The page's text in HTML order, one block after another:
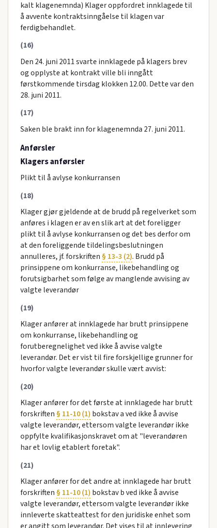
kalt klagenemnda) Klager oppfordret innklagede til
å avvente kontraktsinngåelse til klagen var
ferdigbehandlet.
(16)
Den 24. juni 2011 svarte innklagede på klagers brev
og opplyste at kontrakt ville bli inngått
førstkommende tirsdag klokken 12.00. Dette var den
28. juni 2011.
(17)
Saken ble brakt inn for klagenemnda 27. juni 2011.
Anførsler
Klagers anførsler
Plikt til å avlyse konkurransen
(18)
Klager gjør gjeldende at de brudd på regelverket som
anføres i klagen er av en slik art at det foreligger
plikt til å avlyse konkurransen og det bes derfor om
at den foreliggende tildelingsbeslutningen
annulleres, jf. forskriften § 13-3 (2). Brudd på
prinsippene om konkurranse, likebehandling og
forutsigbarhet som følge av manglende avvising av
valgte leverandør
(19)
Klager anfører at innklagede har brutt prinsippene
om konkurranse, likebehandling og
forutberegnelighet ved ikke å avvise valgte
leverandør. Det er vist til fire forskjellige grunner for
hvorfor valgte leverandør skulle vært avvist:
(20)
Klager anfører for det første at innklagede har brutt
forskriften § 11-10 (1) bokstav a ved ikke å avvise
valgte leverandør, ettersom valgte leverandør ikke
oppfylte kvalifikasjonskravet om at "leverandøren
har et lovlig etablert foretak".
(21)
Klager anfører for det andre at innklagede har brutt
forskriften § 11-10 (1) bokstav b ved ikke å avvise
valgte leverandør, ettersom valgte leverandør ikke
innleverte skatteattest for den juridiske enhet som